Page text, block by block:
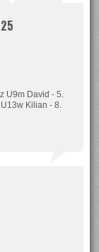
U9m David - 5.
Kilian - 8.